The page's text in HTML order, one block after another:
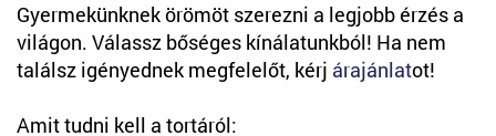
Gyermekünknek örömöt szerezni a legjobb érzés a
világon. Válassz bőséges kínálatunkból! Ha nem
találsz igényednek megfelelőt, kérj árajánlatot!
Amit tudni kell a tortáról: